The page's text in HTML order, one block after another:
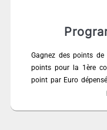
Gagnez des points
points pour la 1ère
point par Euro